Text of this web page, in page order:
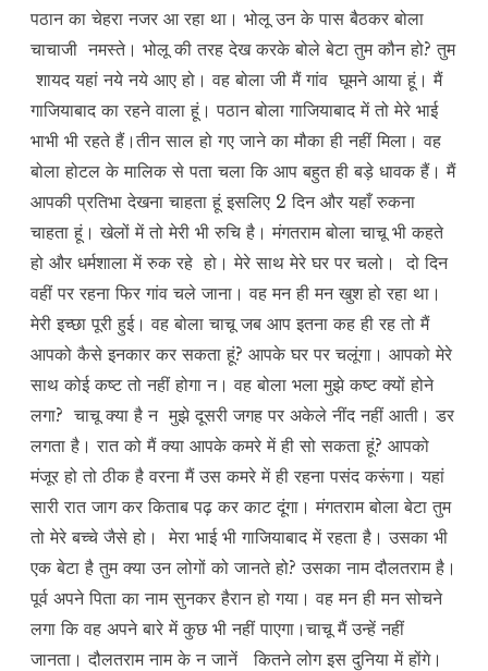
पठान का चेहरा नजर आ रहा था। भोलू उन के पास बैठकर बोला
चाचाजी नमस्ते। भोलू की तरह देख करके बोले बेटा तुम कौन हो? तुम
शायद यहां नये नये आए हो। वह बोला जी मैं गांव घूमने आया हूं। मैं
गाजियाबाद का रहने वाला हूं। पठान बोला गाजियाबाद में तो मेरे भाई
भाभी भी रहते हैं।तीन साल हो गए जाने का मौका ही नहीं मिला। वह
बोला होटल के मालिक से पता चला कि आप बहुत ही बड़े धावक हैं। मैं
आपकी प्रतिभा देखना चाहता हूं इसलिए 2 दिन और यहाँ रुकना
चाहता हूं। खेलों में तो मेरी भी रुचि है। मंगतराम बोला चाचू भी कहते
हो और धर्मशाला में रुक रहे हो। मेरे साथ मेरे घर पर चलो। दो दिन
वहीं पर रहना फिर गांव चले जाना। वह मन ही मन खुश हो रहा था।
मेरी इच्छा पूरी हुई। वह बोला चाचू जब आप इतना कह ही रह तो मैं
आपको कैसे इनकार कर सकता हूं? आपके घर पर चलूंगा। आपको मेरे
साथ कोई कष्ट तो नहीं होगा न। वह बोला भला मुझे कष्ट क्यों होने
लगा? चाचू क्या है न मुझे दूसरी जगह पर अकेले नींद नहीं आती। डर
लगता है। रात को मैं क्या आपके कमरे में ही सो सकता हूं? आपको
मंजूर हो तो ठीक है वरना मैं उस कमरे में ही रहना पसंद करूंगा। यहां
सारी रात जाग कर किताब पढ़ कर काट दूंगा। मंगतराम बोला बेटा तुम
तो मेरे बच्चे जैसे हो। मेरा भाई भी गाजियाबाद में रहता है। उसका भी
एक बेटा है तुम क्या उन लोगों को जानते हो? उसका नाम दौलतराम है।
पूर्व अपने पिता का नाम सुनकर हैरान हो गया। वह मन ही मन सोचने
लगा कि वह अपने बारे में कुछ भी नहीं पाएगा।चाचू मैं उन्हें नहीं
जानता। दौलतराम नाम के न जानें कितने लोग इस दुनिया में होंगे।